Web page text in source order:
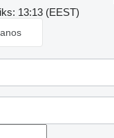
13:13 (EEST)